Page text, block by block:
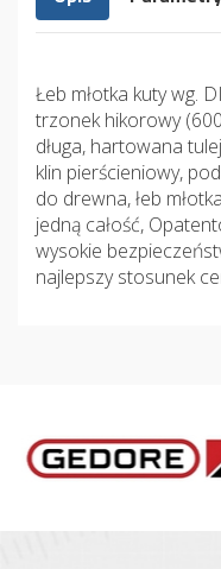
Łeb młotka kuty wg.
trzonek hikorowy
długa, hartowana
klin pierścieniowy,
do drewna, łeb
jedną całość,
wysokie
najlepszy stosunek